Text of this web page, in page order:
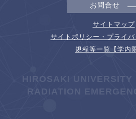
お問合せ
サイトマップ
サイトポリシー・プライ
規程等一覧【学内
HIROSAKI UNIVERSITY
RADIATION